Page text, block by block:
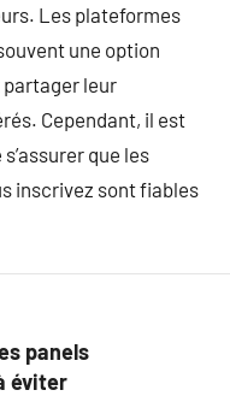
Les plateformes
une option
leur
Cependant, il est
que les
inscrivez sont fiables
panels
éviter